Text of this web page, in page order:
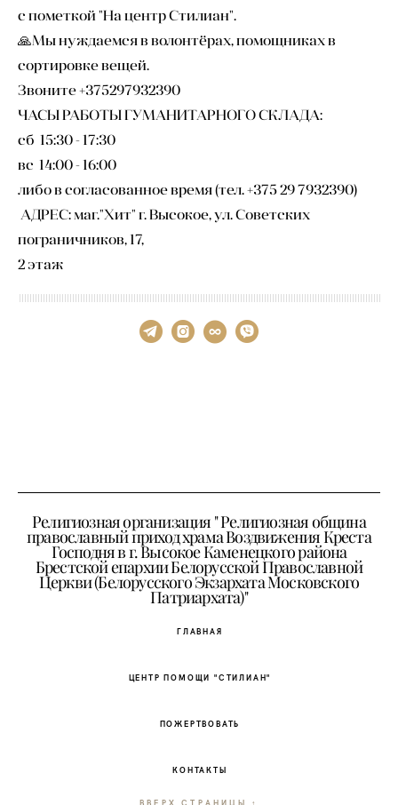
с пометкой "На центр Стилиан".
🙏Мы нуждаемся в волонтёрах, помощниках в
сортировке вещей.
Звоните +375297932390
ЧАСЫ РАБОТЫ ГУМАНИТАРНОГО СКЛАДА:
сб 15:30 - 17:30
вс 14:00 - 16:00
либо в согласованное время (тел. +375 29 7932390)
АДРЕС: маг."Хит" г. Высокое, ул. Советских
пограничников, 17,
2 этаж
Религиозная организация " Религиозная община
православный приход храма Воздвижения Креста
Господня в г. Высокое Каменецкого района
Брестской епархии Белорусской Православной
Церкви (Белорусского Экзархата Московского
Патриархата)"
ГЛАВНАЯ
ЦЕНТР ПОМОЩИ "СТИЛИАН"
ПОЖЕРТВОВАТЬ
КОНТАКТЫ
ВВЕРХ СТРАНИЦЫ ↑